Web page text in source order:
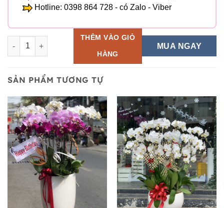
Hotline: 0398 864 728 - có Zalo - Viber
Lan Hồ Điệp - HD 09 số lượng
THÊM VÀO GIỎ
HÀNG
MUA NGAY
SẢN PHẨM TƯƠNG TỰ